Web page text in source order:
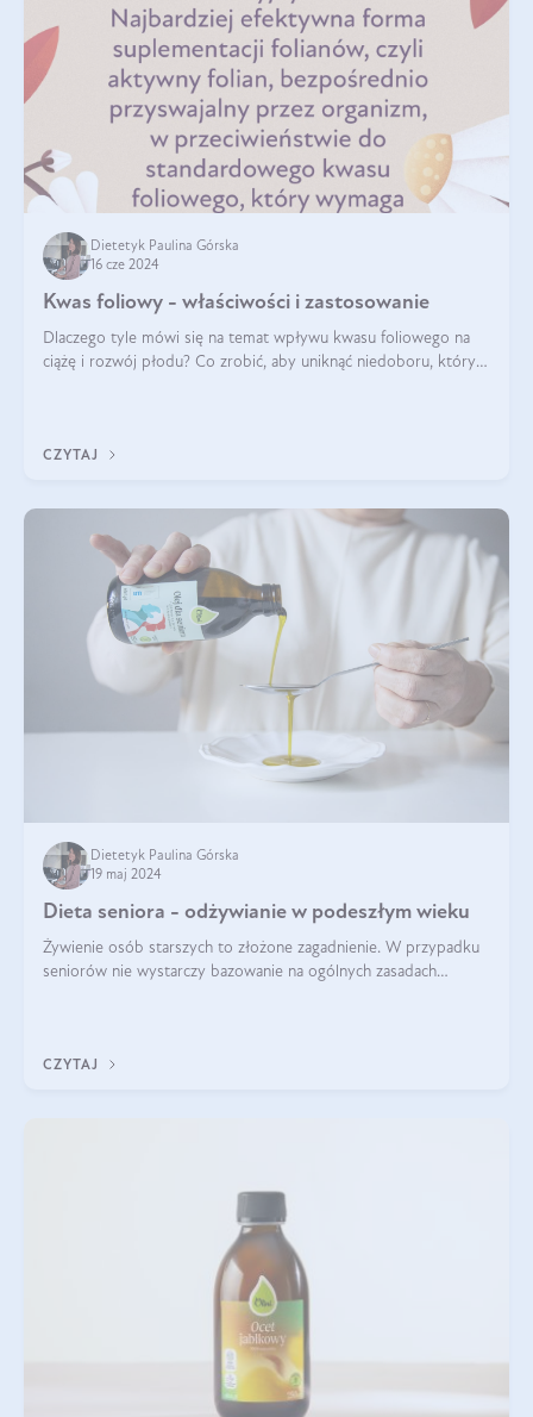
Dietetyk Paulina Górska
16 cze 2024
Kwas foliowy - właściwości i zastosowanie
Dlaczego tyle mówi się na temat wpływu kwasu foliowego na
ciążę i rozwój płodu? Co zrobić, aby uniknąć niedoboru, który
CZYTAJ
Dietetyk Paulina Górska
19 maj 2024
Dieta seniora - odżywianie w podeszłym wieku
Żywienie osób starszych to złożone zagadnienie. W przypadku
seniorów nie wystarczy bazowanie na ogólnych zasadach
CZYTAJ